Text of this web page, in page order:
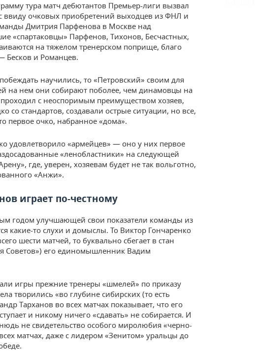
тура матч дебютантов Премьер-лиги вызвал
ввиду очковых приобретений выходцев из ФНЛ и
Дмитрия Парфенова в Москве над
«спартаковцы» Парфенов, Тихонов, Бесчастных,
на тяжелом тренерском поприще, благо
Бесков и Романцев.
научились, то «Петровский» своим для
на нем они собирают поболее, чем динамовцы на
с неоспоримым преимуществом хозяев,
со стандартов, создавали острые ситуации, но все,
первое очко, набранное «дома».
удовлетворило «армейцев» — оно у них первое
«ленобластники» на следующей
где, уверен, хозяевам будет не так вольготно,
«Анжи».
играет по-честному
годом улучшающей свои показатели команды из
какие-то слухи и домыслы. То Виктор Гончаренко
шести матчей, то буквально сбегает в стан
Советов») его единомышленник Вадим
игры прежние тренеры «шмелей» по приказу
творились «во глубине сибирских (то есть
Тарханов во всех матчах показывает, что его
и никому ничего «сдавать» не собирается. И
не свидетельство особого миролюбия «черно-
матчах, даже с лидером «Зенитом» уральцы до